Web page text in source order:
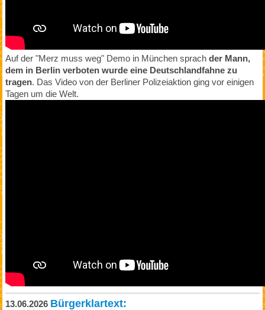
Auf der "Merz muss weg" Demo in München sprach der Mann,
dem in Berlin verboten wurde eine Deutschlandfahne zu
tragen. Das Video von der Berliner Polizeiaktion ging vor einigen
Tagen um die Welt.
13.06.2026 Bürgerklartext: